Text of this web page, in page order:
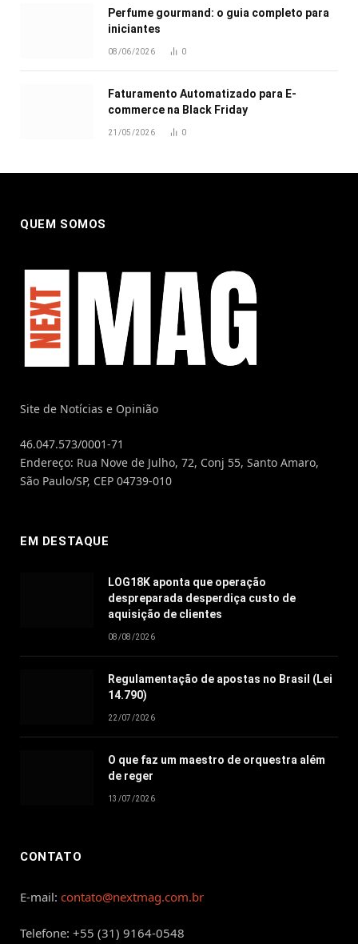
Perfume gourmand: o guia completo para
iniciantes
08/06/2026 0
Faturamento Automatizado para E-
commerce na Black Friday
21/05/2026 0
QUEM SOMOS
Site de Notícias e Opinião
46.047.573/0001-71
Endereço: Rua Nove de Julho, 72, Conj 55, Santo Amaro,
São Paulo/SP, CEP 04739-010
EM DESTAQUE
LOG18K aponta que operação
despreparada desperdiça custo de
aquisição de clientes
08/08/2026
Regulamentação de apostas no Brasil (Lei
14.790)
22/07/2026
O que faz um maestro de orquestra além
de reger
13/07/2026
CONTATO
E-mail: contato@nextmag.com.br
Telefone: +55 (31) 9164-0548